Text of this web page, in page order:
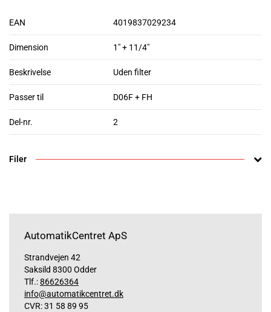
EAN 4019837029234
Dimension 1" + 11/4"
Beskrivelse Uden filter
Passer til D06F + FH
Del-nr. 2
Filer
AutomatikCentret ApS
Strandvejen 42
Saksild 8300 Odder
Tlf.:86626364
info@automatikcentret.dk
CVR: 31 58 89 95